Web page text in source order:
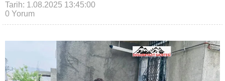
Tarih: 1.08.2025 13:45:00
0 Yorum